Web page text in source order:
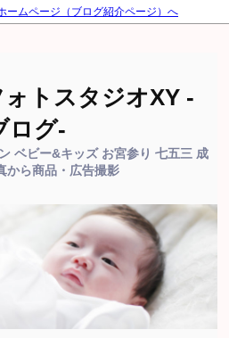
ームページ（ブログ紹介ページ）へ
トスタジオXY -
ログ-
ベビー&キッズ お宮参り 七五三 成
から商品・広告撮影